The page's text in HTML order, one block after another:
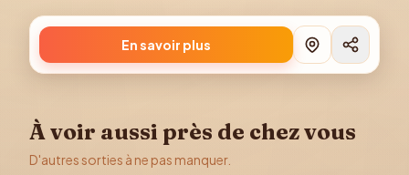
En savoir plus
À voir aussi près de chez vous
D'autres sorties à ne pas manquer.